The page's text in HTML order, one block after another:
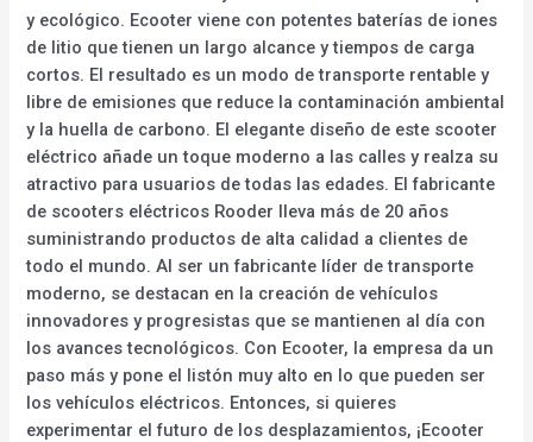
y ecológico. Ecooter viene con potentes baterías de iones
de litio que tienen un largo alcance y tiempos de carga
cortos. El resultado es un modo de transporte rentable y
libre de emisiones que reduce la contaminación ambiental
y la huella de carbono. El elegante diseño de este scooter
eléctrico añade un toque moderno a las calles y realza su
atractivo para usuarios de todas las edades. El fabricante
de scooters eléctricos Rooder lleva más de 20 años
suministrando productos de alta calidad a clientes de
todo el mundo. Al ser un fabricante líder de transporte
moderno, se destacan en la creación de vehículos
innovadores y progresistas que se mantienen al día con
los avances tecnológicos. Con Ecooter, la empresa da un
paso más y pone el listón muy alto en lo que pueden ser
los vehículos eléctricos. Entonces, si quieres
experimentar el futuro de los desplazamientos, ¡Ecooter